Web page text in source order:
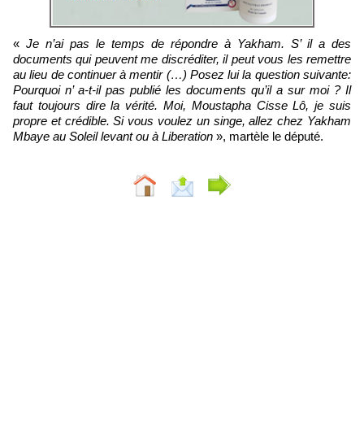
« Je n’ai pas le temps de répondre à Yakham. S’ il a des
documents qui peuvent me discréditer, il peut vous les remettre
au lieu de continuer à mentir (…) Posez lui la question suivante:
Pourquoi n’ a-t-il pas publié les documents qu’il a sur moi ? Il
faut toujours dire la vérité. Moi, Moustapha Cisse Lô, je suis
propre et crédible. Si vous voulez un singe, allez chez Yakham
Mbaye au Soleil levant ou à Liberation », martèle le député.